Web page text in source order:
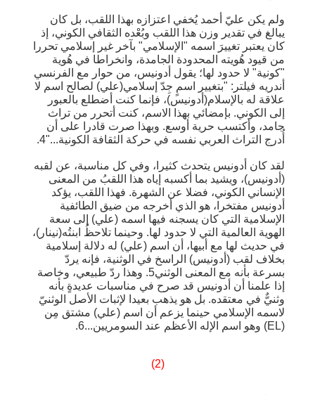
ولم يكن عليّ أحمد يُخفي اعتزازه بهذا اللقب، بل كان
يبالغ في تقدير وزن هذا اللقب وبُعْده الثقافي الكوني، إذ
كان يعتبر تغييرَ اسمه "الإسلامي" بآخر غير إسلامي تحررا
من قيود هُويته المحدودة الجامدة، وانخراطا في هُوية
"كونية" لا حدود لها؛ يقول أدونيس، من حوار مع الفرنسي
أندريه فيلتر: "بتغيير اسمٍ جِدّ إسلامي(علي) لصالح اسم لا
علاقة له بالإسلام(أدونيس)، فإنما كنت أضطلع بالعبور
إلى الكوني. بإمضائي بهذا الاسم، كنت أتحرر من تراث
جامد، وأكتسب حرية أوسع. وبهذا صرت قادرا على أن
أُدرج التراث العربي نفسه في حركة الثقافة الكونية..."4.
لقد كان أدونيس يتحدث كثيرا، وفي كل مناسبة، عن لقبه
(أدونيس)، ويشيد بما أكسبه إياه هذا اللقبُ من المعنى
الإنساني الكوني، فضلا عن الشهرة. فهذا اللقب، يؤكد
أدونيس مفتخرا، هو الذي أخرجه من ضيق الطائفية
الإسلامية التي كان يسجنه فيها اسمه (علي) إلى سعة
الهوية العالمية التي لا حدود لها. وحينما تلاحظُ ابنتُه(نينار)،
في حديث لها مع أبيها، أن اسم (علي) له دلالة إسلامية
بخلاف لقب (أدونيس) الراسخ في الوثنية، فإنه يردّ
بسرعة بأنه مع المعنى الوثني5. وهذا ردّ طبيعي، وخاصة
إذا علمنا أن أدونيس قد صرح في مناسبات عديدةٍ بأنه
وثنيٌّ في معتقده. بل هو يذهب بعيدا لإثبات الأصل الوثنيّ
لاسمه الإسلامي حينما يزعم أن اسم (علي) مشتق مِن
(EL) وهو اسم الإله الأعظم عند السومريين...6.
(2)